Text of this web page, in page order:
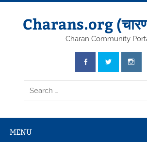
Skip
Charans.org
Charan Community
MENU